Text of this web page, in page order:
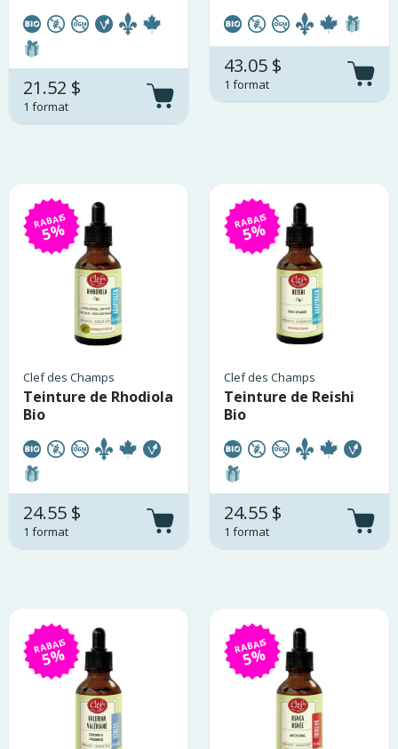
21.52 $
1 format
43.05 $
1 format
RABAIS
5%
Clef des Champs
Teinture de Rhodiola
Bio
24.55 $
1 format
RABAIS
5%
Clef des Champs
Teinture de Reishi
Bio
24.55 $
1 format
RABAIS
5% RABAIS
5%